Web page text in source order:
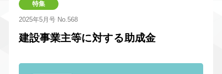
特集
2025年5月号No.568
建設事業主等に対する助成金